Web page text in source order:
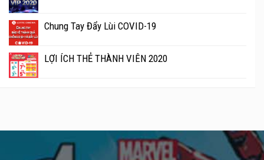
Chung Tay Đẩy Lùi COVID-19
LỢI ÍCH THẺ THÀNH VIÊN 2020